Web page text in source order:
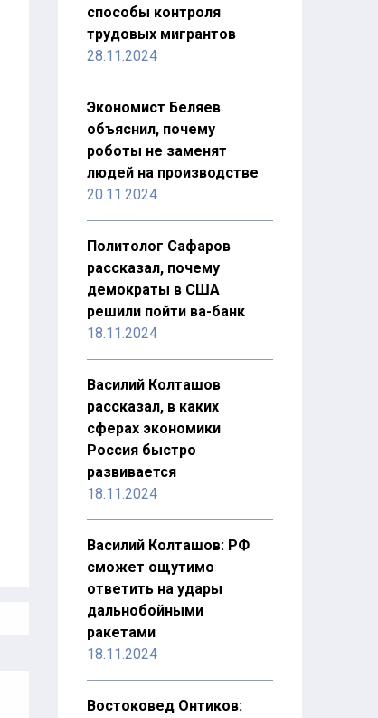
способы контроля
трудовых мигрантов
28.11.2024
Экономист Беляев
объяснил, почему
роботы не заменят
людей на производстве
20.11.2024
Политолог Сафаров
рассказал, почему
демократы в США
решили пойти ва-банк
18.11.2024
Василий Колташов
рассказал, в каких
сферах экономики
Россия быстро
развивается
18.11.2024
Василий Колташов: РФ
сможет ощутимо
ответить на удары
дальнобойными
ракетами
18.11.2024
Востоковед Онтиков: